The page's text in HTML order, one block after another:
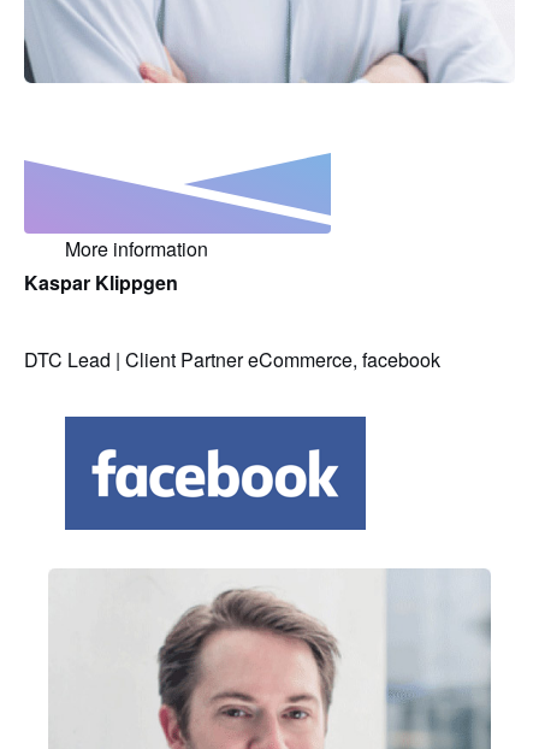
More information
Kaspar Klippgen
DTC Lead | Client Partner eCommerce, facebook